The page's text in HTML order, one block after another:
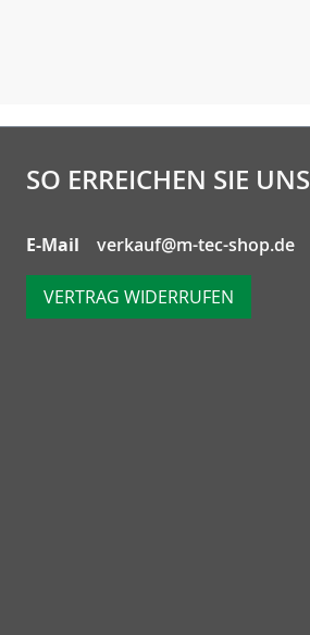
SO ERREICHEN SIE UNS
E-Mail verkauf@m-tec-shop.de
VERTRAG WIDERRUFEN